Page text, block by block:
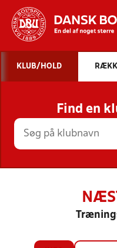
STILLINGER,
KLUB/HOLD
Find en